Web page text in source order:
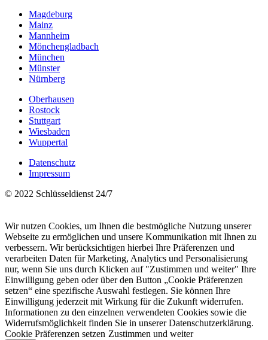
Magdeburg
Mainz
Mannheim
Mönchengladbach
München
Münster
Nürnberg
Oberhausen
Rostock
Stuttgart
Wiesbaden
Wuppertal
Datenschutz
Impressum
© 2022 Schlüsseldienst 24/7
Wir nutzen Cookies, um Ihnen die bestmögliche Nutzung unserer
Webseite zu ermöglichen und unsere Kommunikation mit Ihnen zu
verbessern. Wir berücksichtigen hierbei Ihre Präferenzen und
verarbeiten Daten für Marketing, Analytics und Personalisierung
nur, wenn Sie uns durch Klicken auf "Zustimmen und weiter" Ihre
Einwilligung geben oder über den Button „Cookie Präferenzen
setzen“ eine spezifische Auswahl festlegen. Sie können Ihre
Einwilligung jederzeit mit Wirkung für die Zukunft widerrufen.
Informationen zu den einzelnen verwendeten Cookies sowie die
Widerrufsmöglichkeit finden Sie in unserer Datenschutzerklärung.
Cookie Präferenzen setzen Zustimmen und weiter